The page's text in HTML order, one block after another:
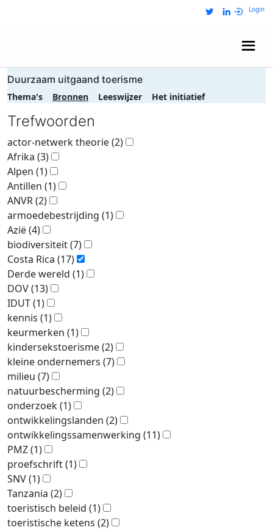
Login
Duurzaam uitgaand toerisme
Thema's Bronnen Leeswijzer Het initiatief
Trefwoorden
actor-netwerk theorie(2)
Afrika (3)
Alpen (1)
Antillen (1)
ANVR(2)
armoedebestrijding (1)
Azië(4)
biodiversiteit(7)
Costa Rica (17)
Derde wereld (1)
DOV(13)
IDUT(1)
kennis (1)
keurmerken (1)
kindersekstoerisme(2)
kleine ondernemers (7)
milieu (7)
natuurbescherming (2)
onderzoek(1)
ontwikkelingslanden (2)
ontwikkelingssamenwerking (11)
PMZ(1)
proefschrift(1)
SNV(1)
Tanzania (2)
toeristisch beleid (1)
toeristische ketens (2)